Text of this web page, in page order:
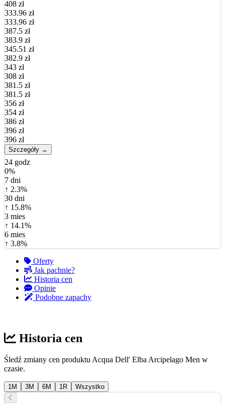
408 zł
333.96 zł
333.96 zł
387.5 zł
383.9 zł
345.51 zł
382.9 zł
343 zł
308 zł
381.5 zł
381.5 zł
356 zł
354 zł
386 zł
396 zł
396 zł
Szczegóły →
24 godz
0%
7 dni
↑ 2.3%
30 dni
↑ 15.8%
3 mies
↑ 14.1%
6 mies
↑ 3.8%
Oferty
Jak pachnie?
Historia cen
Opinie
Podobne zapachy
Historia cen
Śledź zmiany cen produktu Acqua Dell' Elba Arcipelago Men w
czasie.
1M 3M 6M 1R Wszystko